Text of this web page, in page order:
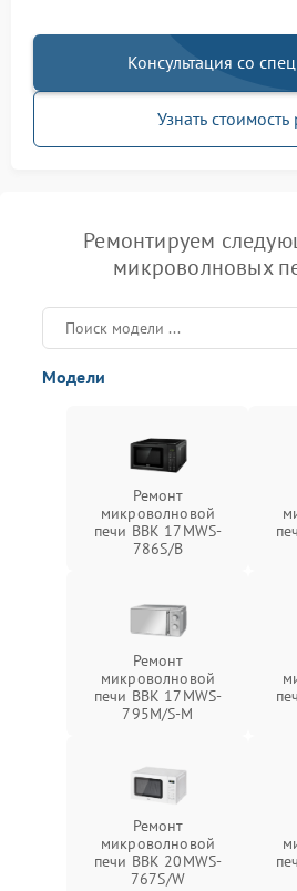
Консультация со
Узнать стоимость
Ремонтируем
микроволновых
Модели
Ремонт
микроволновой
печи BBK 17MWS-
786S/B
Ремонт
микроволновой
печи BBK 17MWS-
795M/S-M
Ремонт
микроволновой
печи BBK 20MWS-
767S/W